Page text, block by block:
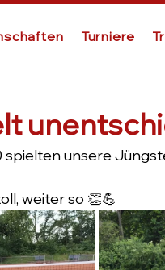
Turniere
spielten unsere
weiter so 👏💪